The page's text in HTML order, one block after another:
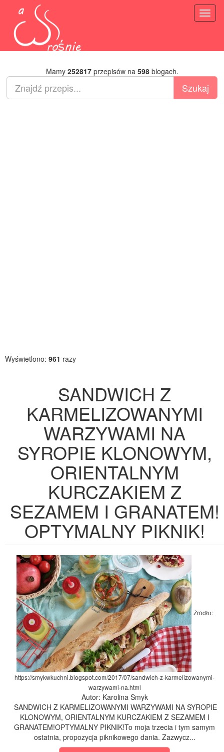
Mamy 252817przepisów na 598blogach.
Wyświetlono: 961 razy
SANDWICH Z
KARMELIZOWANYMI
WARZYWAMI NA
SYROPIE KLONOWYM,
ORIENTALNYM
KURCZAKIEM Z
SEZAMEM I GRANATEM!
OPTYMALNY PIKNIK!
Źródło:
https://smykwkuchni.blogspot.com/2017/07/sandwich-z-karmelizowanymi-
warzywami-na.html
Autor: Karolina Smyk
SANDWICH Z KARMELIZOWANYMI WARZYWAMI NA SYROPIE
KLONOWYM, ORIENTALNYM KURCZAKIEM Z SEZAMEM I
GRANATEM!OPTYMALNY PIKNIK!To moja trzecia i tym samym
ostatnia, propozycja piknikowego dania. Zazwycz...